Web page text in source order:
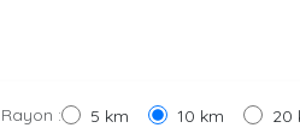
Rayon : 5 km 10 km 20